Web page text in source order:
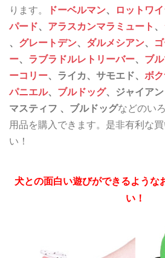
ります。
ドーベルマン、 ロットワ
パード、 アラスカンマラミュート 、
、 グレートデン、 ダルメシアン、
ー、 ラブラドルレトリーバー、 ブ
ーコリー、ライカ、サモエド、 ボ
パニエル、 ブルドッグ、
ジャイア
マスティフ 、ブルドッグなどのい
用品を購入できます。是非有利な
い！
犬との面白い遊びができるような
い！